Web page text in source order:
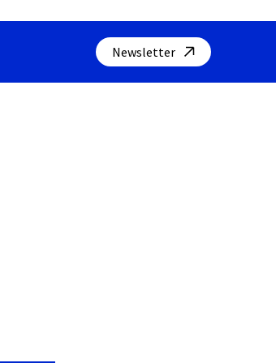
Newsletter